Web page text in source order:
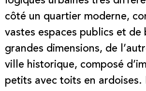
côté un quartier moderne,
vastes espaces publics et de
grandes dimensions, de
ville historique, composé
petits avec toits en ardoises.